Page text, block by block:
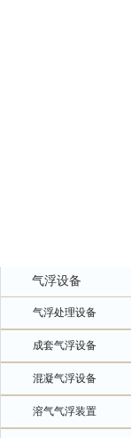
气浮设备
气浮处理设备
成套气浮设备
混凝气浮设备
溶气气浮装置